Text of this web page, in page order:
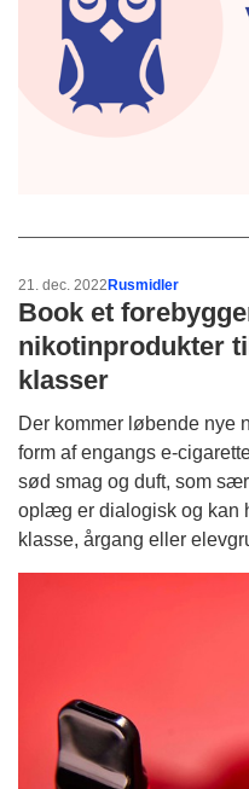
21. dec. 2022 Rusmidler
Book et
nikotinprodukter
klasser
Der kommer løbende nye
form af engangs e-
sød smag og duft, som
oplæg er dialogisk og kan
klasse, årgang eller